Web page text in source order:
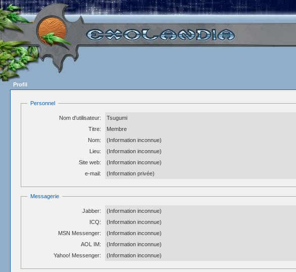
Profil
Personnel
Nom d'utilisateur:
Tsugumi
Titre:
Membre
Nom:
(Information inconnue)
Lieu:
(Information inconnue)
Site web:
(Information inconnue)
e-mail:
(Information privée)
Messagerie
Jabber:
(Information inconnue)
ICQ:
(Information inconnue)
MSN Messenger:
(Information inconnue)
AOL IM:
(Information inconnue)
Yahoo! Messenger:
(Information inconnue)